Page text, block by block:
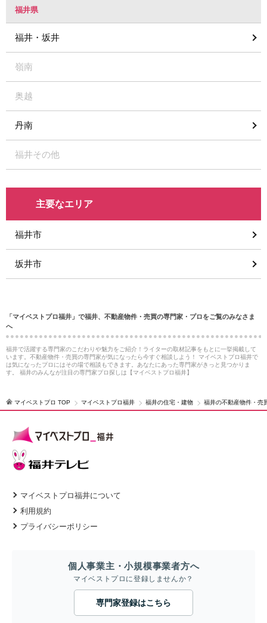
福井県
福井・坂井
嶺南
奥越
丹南
福井その他
主要なエリア
福井市
坂井市
「マイベストプロ福井」で福井、不動産物件・売買の専門家・プロをご覧のみなさま
へ
福井で活躍する専門家のこだわりや魅力をご紹介！ライターの取材記事をもとに一挙掲載して
います。不動産物件・売買の専門家が気になったら今すぐ相談しよう！ マイベストプロ福井で
は気になったプロにはその場で相談もできます。あなたにあった専門家がきっと見つかりま
す。 福井のみんなが注目の専門家プロ探しは【マイベストプロ福井】
マイベストプロ TOP マイベストプロ福井 福井の住宅・建物 福井の不動産物件・売
マイベストプロ福井について
利用規約
プライバシーポリシー
個人事業主・小規模事業者方へ
マイベストプロに登録しませんか？
専門家登録はこちら